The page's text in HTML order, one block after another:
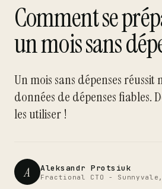
Comment se
un mois sans
Un mois sans dépenses réussit
données de dépenses fiables.
les utiliser !
A Aleksandr Protsiuk
Fractional CTO - Sunnyvale,